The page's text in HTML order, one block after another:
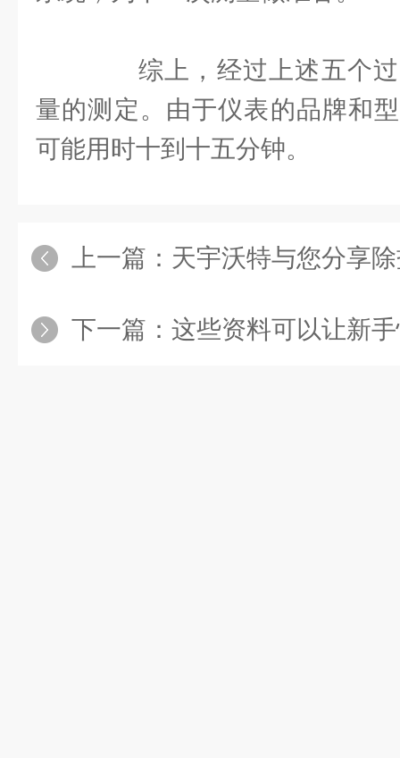
综上，经过上述五个过
量的测定。由于仪表的品牌和
可能用时十到十五分钟。
上一篇： 天宇沃特与您分享除盐水冷
下一篇： 这些资料可以让新手快